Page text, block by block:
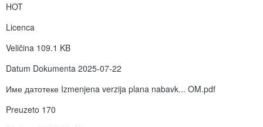
HOT
Licenca
Veličina 109.1 KB
Datum Dokumenta 2025-07-22
Име датотеке Izmenjena verzija plana nabavk... OM.pdf
Preuzeto 170